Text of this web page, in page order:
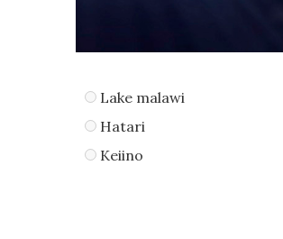
Lake malawi
Hatari
Keiino